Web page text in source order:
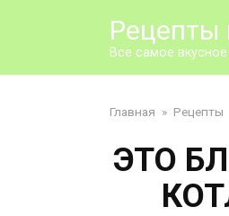
Рецепты
Все самое
Главная » Рецепты
ЭТО